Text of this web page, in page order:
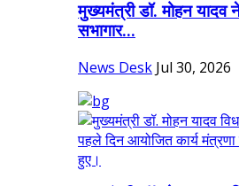
मुख्यमंत्री डॉ. मोहन यादव
सभागार...
News Desk Jul 30, 2026